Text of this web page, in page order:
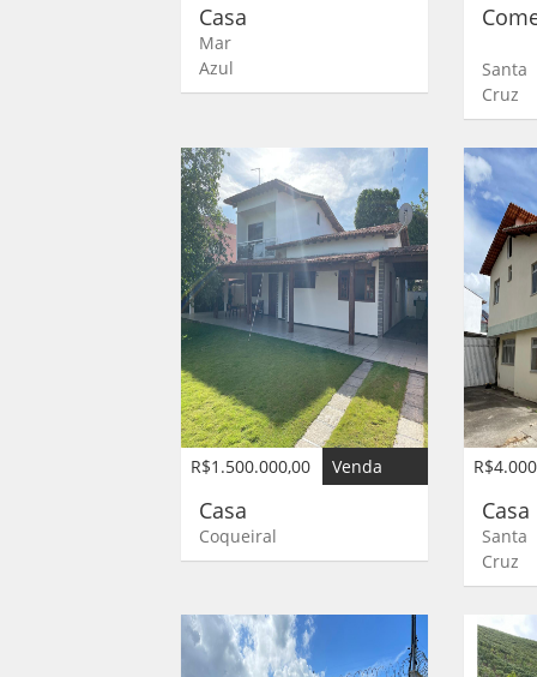
Casa
Mar
Azul
Santa
Cruz
R$1.500.000,00 Venda
Casa
Coqueiral
Santa
Cruz